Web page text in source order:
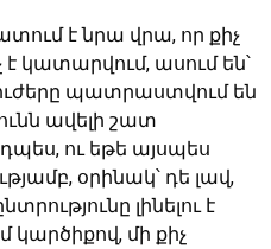
է նրա վրա, որ քիչ
է կատարվում, ասում են՝
պատրաստվում են
ավելի շատ
ու եթե այսպես
օրինակ՝ դե լավ,
լինելու է
մի քիչ